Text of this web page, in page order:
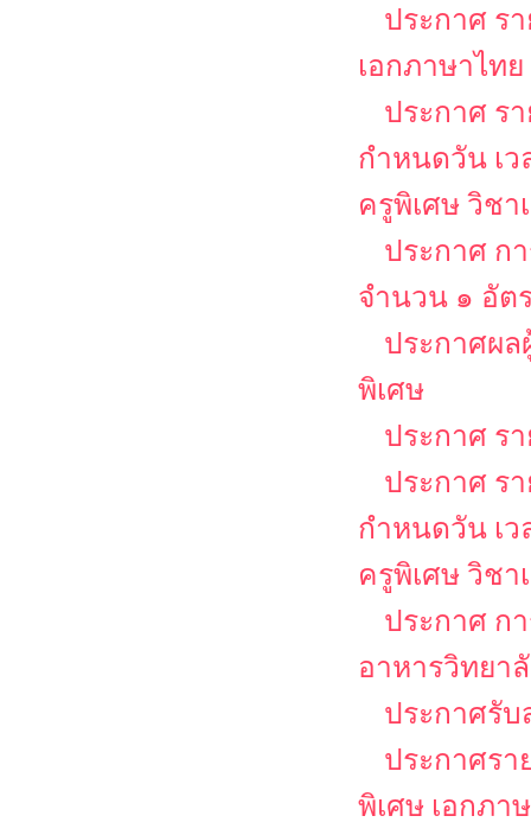
ประกาศ ร
เอกภาษาไทย
ประกาศ ร
กำหนดวัน เ
ครูพิเศษ วิชา
ประกาศ ก
จำนวน ๑ อัต
ประกาศผ
พิเศษ
ประกาศ ร
ประกาศ ร
กำหนดวัน เ
ครูพิเศษ วิชา
ประกาศ ก
อาหารวิทยา
ประกาศรั
ประกาศรา
พิเศษ เอกภา